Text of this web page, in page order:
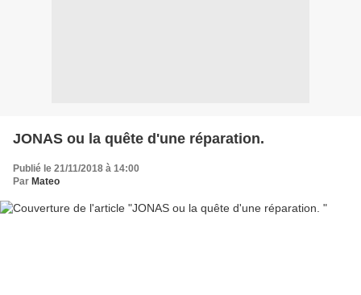
JONAS ou la quête d'une réparation.
Publié le 21/11/2018 à 14:00
Par Mateo